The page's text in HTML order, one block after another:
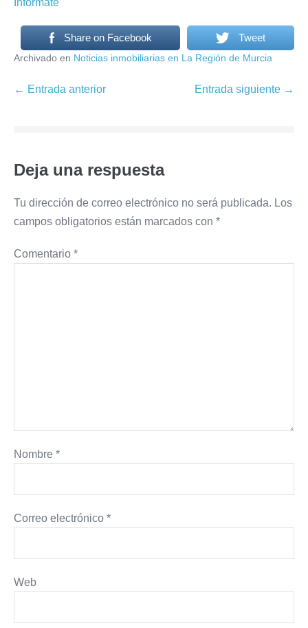
Infórmate
Share on Facebook Tweet
Archivado en Noticias inmobiliarias en La Región de Murcia
Navegación
← Entrada anterior Entrada siguiente →
Deja una respuesta
Tu dirección de correo electrónico no será publicada. Los
campos obligatorios están marcados con *
Comentario *
Nombre *
Correo electrónico *
Web